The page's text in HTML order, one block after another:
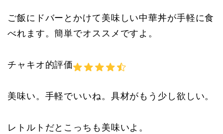
ご飯にドバーとかけて美味しい中華丼が手軽に食
べれます。簡単でオススメですよ。
チャキオ的評価
美味い。手軽でいいね。具材がもう少し欲しい。
レトルトだとこっちも美味いよ。